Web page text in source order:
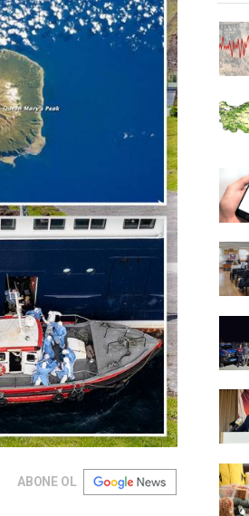
ABONE OL